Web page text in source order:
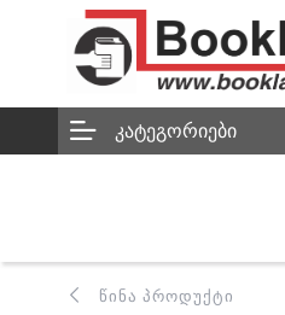
ᲙᲐᲢᲔᲒᲝᲠᲘᲔᲑᲘ
ᲬᲘᲜᲐ ᲞᲠᲝᲓᲣᲥᲢᲘ